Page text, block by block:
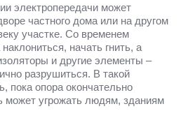
электропередачи может
частного дома или на другом
участке. Со временем
начать гнить, а
и другие элементы –
разрушиться. В такой
пока опора окончательно
может угрожать людям, зданиям